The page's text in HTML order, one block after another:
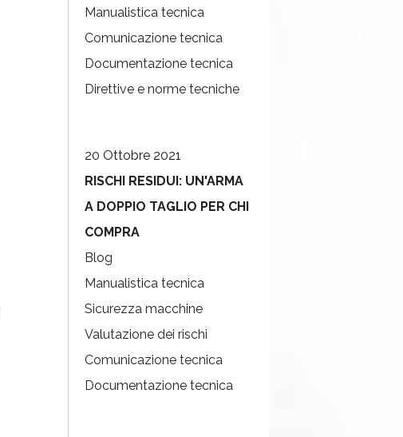
Manualistica tecnica
Comunicazione tecnica
Documentazione tecnica
Direttive e norme tecniche
20 Ottobre 2021
RISCHI RESIDUI: UN'ARMA
A DOPPIO TAGLIO PER CHI
COMPRA
Blog
Manualistica tecnica
Sicurezza macchine
Valutazione dei rischi
Comunicazione tecnica
Documentazione tecnica